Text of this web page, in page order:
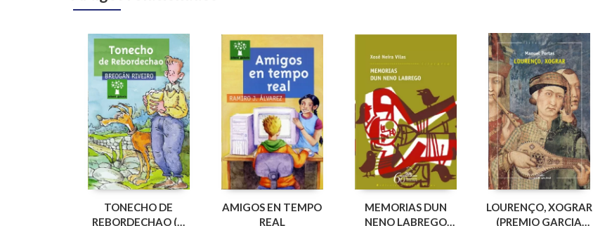
TONECHO DE
REBORDECHAO (V
AMIGOS EN TEMPO
REAL
MEMORIAS DUN
NENO LABREGO
LOURENÇO, XOGRAR
(PREMIO GARCIA